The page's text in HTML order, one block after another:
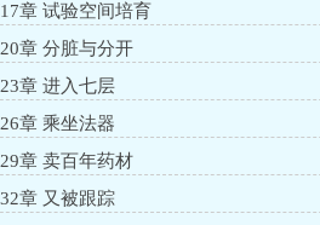
章 试验空间培育
章 分脏与分开
章 进入七层
章 乘坐法器
章 卖百年药材
章 又被跟踪